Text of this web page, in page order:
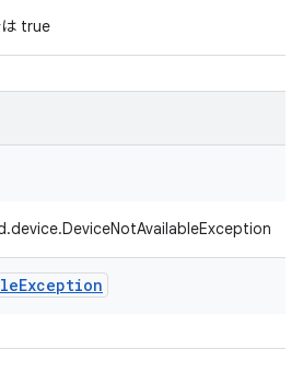
true
Exception